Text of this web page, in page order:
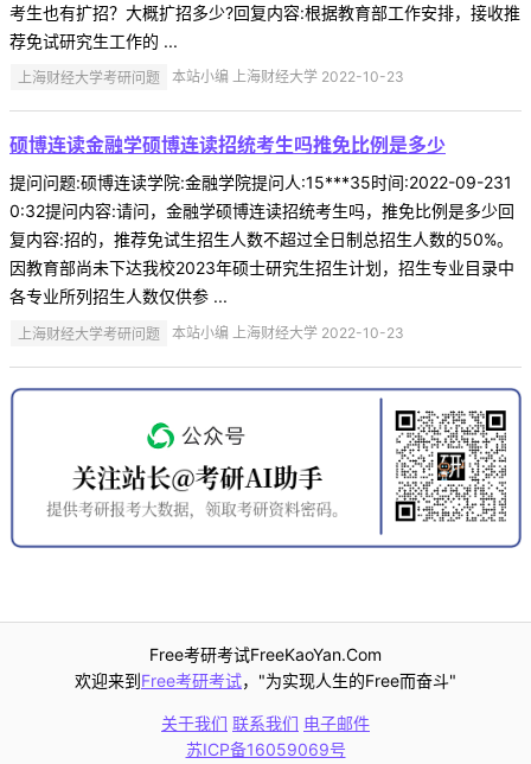
考生也有扩招？大概扩招多少?回复内容:根据教育部工作安排，接收推
荐免试研究生工作的 ...
上海财经大学考研问题 本站小编 上海财经大学 2022-10-23
硕博连读金融学硕博连读招统考生吗推免比例是多少
提问问题:硕博连读学院:金融学院提问人:15***35时间:2022-09-231
0:32提问内容:请问，金融学硕博连读招统考生吗，推免比例是多少回
复内容:招的，推荐免试生招生人数不超过全日制总招生人数的50%。
因教育部尚未下达我校2023年硕士研究生招生计划，招生专业目录中
各专业所列招生人数仅供参 ...
上海财经大学考研问题 本站小编 上海财经大学 2022-10-23
Free考研考试FreeKaoYan.Com
欢迎来到Free考研考试，"为实现人生的Free而奋斗"
关于我们 联系我们 电子邮件
苏ICP备16059069号